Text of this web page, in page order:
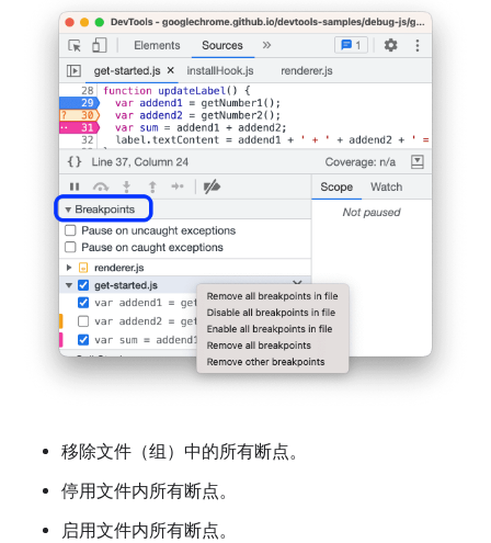
移除文件（组）中的所有断点。
停用文件内所有断点。
启用文件内所有断点。